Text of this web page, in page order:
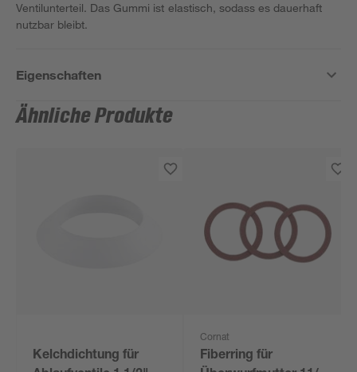
Ventilunterteil. Das Gummi ist elastisch, sodass es dauerhaft
nutzbar bleibt.
Eigenschaften
Ähnliche Produkte
Kelchdichtung für
Cornat
Fiberring für